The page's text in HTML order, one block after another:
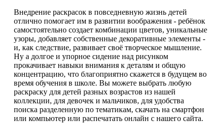
Внедрение раскрасок в повседневную жизнь детей
отлично помогает им в развитии воображения - ребёнок
самостоятельно создает комбинации цветов, уникальные
узоры, добавляет собственные декоративные элементы -
и, как следствие, развивает своё творческое мышление.
Ну а долгое и упорное сидение над рисунком
прокачивает навыки внимания к деталям и общую
концентрацию, что благоприятно скажется в будущем во
время обучения в школе. Вы можете выбрать любую
раскраску для детей разных возрастов из нашей
коллекции, для девочек и мальчиков, для удобства
поиска разделенную по тематикам, скачать на смартфон
или компьютер или распечатать онлайн с нашего сайта.